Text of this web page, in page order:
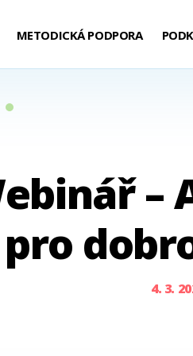
METODICKÁ PODPORA
–
pro
4. 3.